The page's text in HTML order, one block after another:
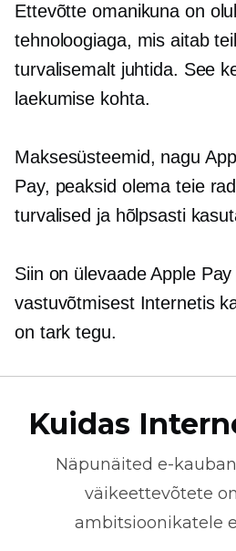
Ettevõtte omanikuna on
tehnoloogiaga, mis aitab
turvalisemalt juhtida. See
laekumise kohta.
Maksesüsteemid, nagu
Pay, peaksid olema teie
turvalised ja hõlpsasti
Siin on ülevaade Apple
vastuvõtmisest Internetis
on tark tegu.
Kuidas
Näpunäited e-
väikeettevõtete
ambitsioonikatele